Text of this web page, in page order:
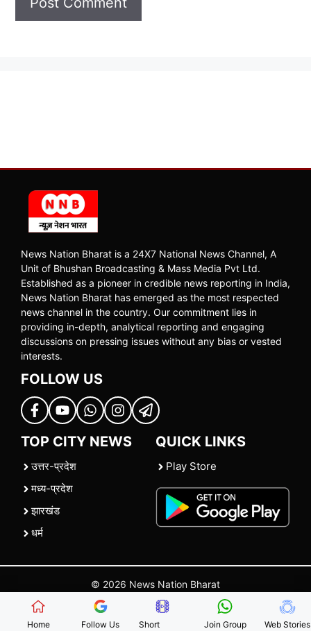
News Nation Bharat is a 24X7 National News Channel, A
Unit of Bhushan Broadcasting & Mass Media Pvt Ltd.
Established as a pioneer in credible news reporting in India,
News Nation Bharat has emerged as the most respected
news channel in the country. Our commitment lies in
providing in-depth, analytical reporting and engaging
discussions on pressing issues without any bias or vested
interests.
FOLLOW US
TOP CITY NEWS
उत्तर-प्रदेश
मध्य-प्रदेश
झारखंड
धर्म
QUICK LINKS
Play Store
© 2026 News Nation Bharat
| |Contact Us |Policies Terms and Conditions
Home Follow Us Short Join Group Web Stories